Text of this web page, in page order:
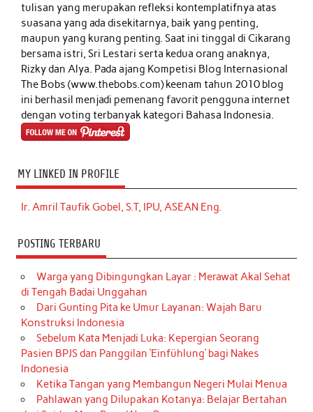
tulisan yang merupakan refleksi kontemplatifnya atas
suasana yang ada disekitarnya, baik yang penting,
maupun yang kurang penting. Saat ini tinggal di Cikarang
bersama istri, Sri Lestari serta kedua orang anaknya,
Rizky dan Alya. Pada ajang Kompetisi Blog Internasional
The Bobs (www.thebobs.com) keenam tahun 2010 blog
ini berhasil menjadi pemenang favorit pengguna internet
dengan voting terbanyak kategori Bahasa Indonesia.
MY LINKED IN PROFILE
Ir. Amril Taufik Gobel, S.T, IPU, ASEAN Eng.
POSTING TERBARU
Warga yang Dibingungkan Layar : Merawat Akal Sehat
di Tengah Badai Unggahan
Dari Gunting Pita ke Umur Layanan: Wajah Baru
Konstruksi Indonesia
Sebelum Kata Menjadi Luka: Kepergian Seorang
Pasien BPJS dan Panggilan ‘Einfühlung’ bagi Nakes
Indonesia
Ketika Tangan yang Membangun Negeri Mulai Menua
Pahlawan yang Dilupakan Kotanya: Belajar Bertahan